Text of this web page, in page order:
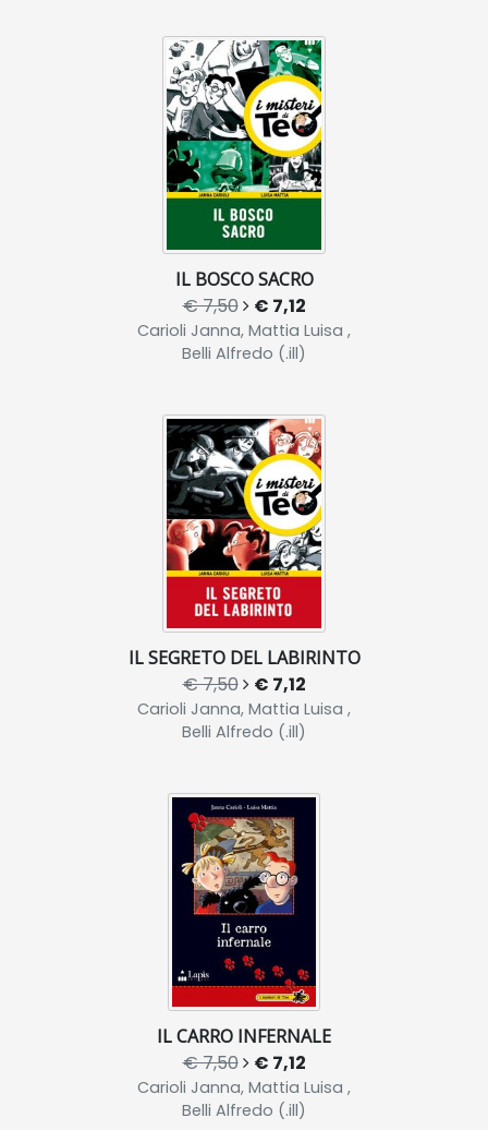
IL BOSCO SACRO
€ 7,50 € 7,12
Carioli Janna, Mattia Luisa ,
Belli Alfredo (.ill)
IL SEGRETO DEL LABIRINTO
€ 7,50 € 7,12
Carioli Janna, Mattia Luisa ,
Belli Alfredo (.ill)
IL CARRO INFERNALE
€ 7,50 € 7,12
Carioli Janna, Mattia Luisa ,
Belli Alfredo (.ill)